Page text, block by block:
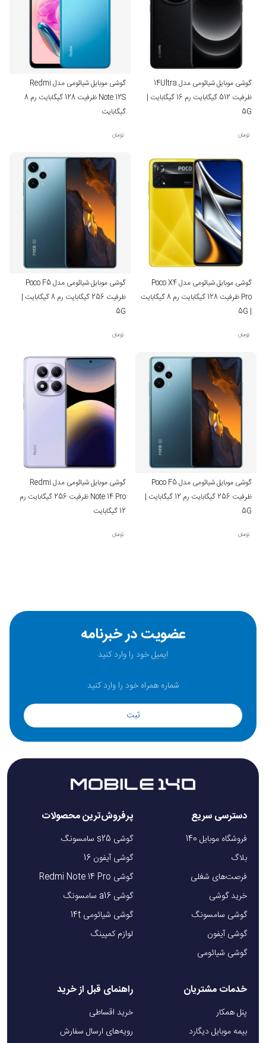
گوشی موبایل شیائومی مدل 14Ultra
ظرفیت 512 گیگابایت رم 16 گیگابایت |
5G
تومان
گوشی موبایل شیائومی مدل Redmi
Note 12S ظرفیت 128 گیگابایت رم 8
گیگابایت
تومان
گوشی موبایل شیائومی مدل Poco X4
Pro ظرفیت 128 گیگابایت رم 8 گیگابایت
| 5G
تومان
گوشی موبایل شیائومی مدل Poco F5
ظرفیت 256 گیگابایت رم 8 گیگابایت |
5G
تومان
گوشی موبایل شیائومی مدل Poco F5
ظرفیت 256 گیگابایت رم 12 گیگابایت |
5G
تومان
گوشی موبایل شیائومی مدل Redmi
Note 14 Pro ظرفیت 256 گیگابایت رم
12 گیگابایت
تومان
عضویت در خبرنامه
ثبت
دسترسی سریع
فروشگاه موبایل 140
بلاگ
فرصت‌های شغلی
خرید گوشی
گوشی سامسونگ
گوشی آیفون
گوشی شیائومی
پرفروش‌ترین محصولات
گوشی s25 سامسونگ
گوشی آیفون 16
گوشی Redmi Note 14 Pro
گوشی a16 سامسونگ
گوشی شیائومی 14t
لوازم کمپینگ
خدمات مشتریان
پنل همکار
بیمه موبایل دیگارد
راهنمای قبل از خرید
خرید اقساطی
رویه‌های ارسال سفارش